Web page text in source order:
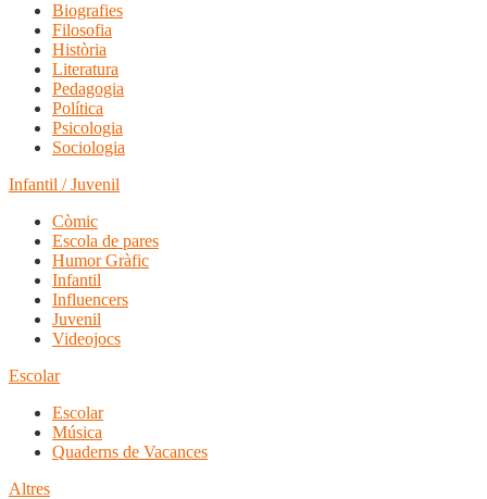
Biografies
Filosofia
Història
Literatura
Pedagogia
Política
Psicologia
Sociologia
Infantil / Juvenil
Còmic
Escola de pares
Humor Gràfic
Infantil
Influencers
Juvenil
Videojocs
Escolar
Escolar
Música
Quaderns de Vacances
Altres